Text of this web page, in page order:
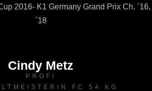
2016- K1 Germany Grand Prix Ch. ´16,
´18
Cindy Metz
PROFI
FC 54 KG